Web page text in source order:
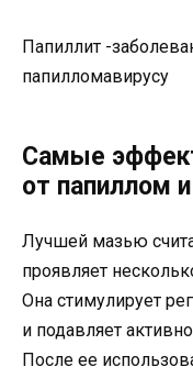
Папиллит -
папилломавирусу
Самые
от папиллом
Лучшей мазью
проявляет
Она стимулирует
и подавляет
После ее